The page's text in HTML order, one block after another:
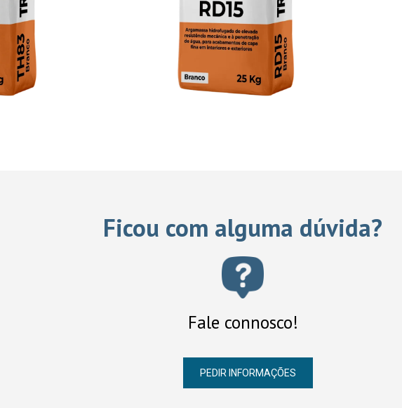
Ficou com alguma dúvida?
Fale connosco!
PEDIR INFORMAÇÕES